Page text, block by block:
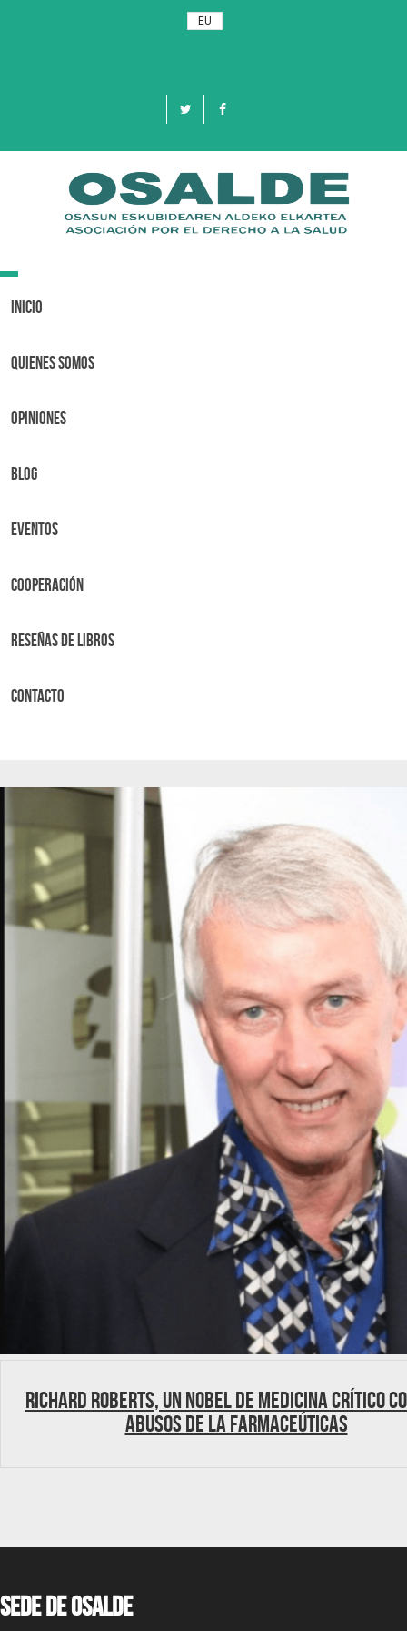
EU
Toggle
Inicio
Quienes Somos
OPINIONES
BLOG
Eventos
Cooperación
Reseñas de libros
Contacto
Richard Roberts, un Nobel de Medicina crítico
abusos de la farmaceúticas
Sede de OSALDE